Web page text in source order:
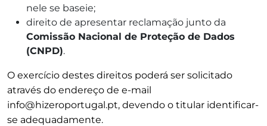
nele se baseie;
direito de apresentar reclamação junto da
Comissão Nacional de Proteção de Dados
(CNPD).
O exercício destes direitos poderá ser solicitado
através do endereço de e-mail
info@hizeroportugal.pt, devendo o titular identificar-
se adequadamente.